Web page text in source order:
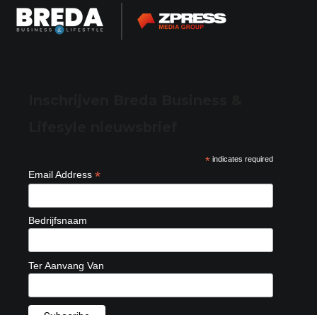
*indicates required
Email Address *
Bedrijfsnaam
Ter Aanvang Van